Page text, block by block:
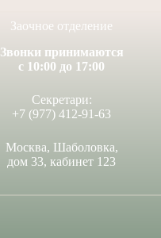
Заочное отделение
Звонки принимаются
с 10:00 до 17:00
Секретари:
+7 (977) 412-91-63
Москва, Шаболовка,
дом 33, кабинет 123